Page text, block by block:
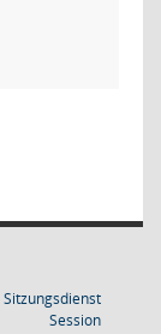
Sitzungsdienst
Session(Wird in